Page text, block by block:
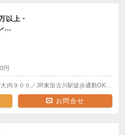
以上・
…
円
内９００ ／JR東加古川駅徒歩通勤OK自転車
お問合せ